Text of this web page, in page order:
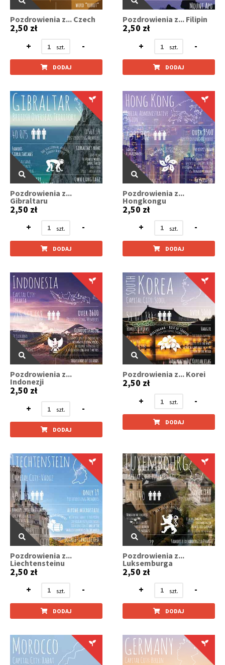
Pozdrowienia z... Czech
2,50 zł
+
-
DODAJ
Pozdrowienia z... Filipin
2,50 zł
+
-
DODAJ
Pozdrowienia z...
Gibraltaru
2,50 zł
+
-
DODAJ
Pozdrowienia z...
Hongkongu
2,50 zł
+
-
DODAJ
Pozdrowienia z...
Indonezji
2,50 zł
+
-
DODAJ
Pozdrowienia z... Korei
2,50 zł
+
-
DODAJ
Pozdrowienia z...
Liechtensteinu
2,50 zł
+
-
DODAJ
Pozdrowienia z...
Luksemburga
2,50 zł
+
-
DODAJ